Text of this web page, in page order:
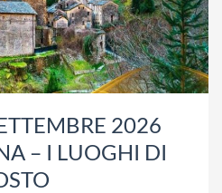
2026
– I LUOGHI DI